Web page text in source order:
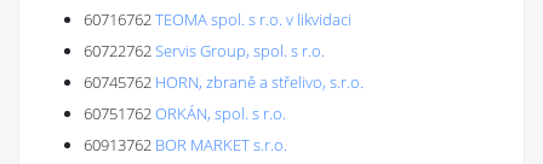
60716762TEOMA spol. s r.o. v likvidaci
60722762Servis Group, spol. s r.o.
60745762 HORN, zbraně a střelivo, s.r.o.
60751762ORKÁN, spol. s r.o.
60913762 BOR MARKET s.r.o.